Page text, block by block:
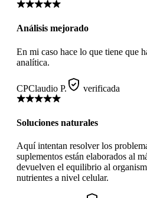
Análisis mejorado
En mi caso hace lo que tiene que
analítica.
CPClaudio P. verificada
Soluciones naturales
Aquí intentan resolver los
suplementos están elaborados al
devuelven el equilibrio al
nutrientes a nivel celular.